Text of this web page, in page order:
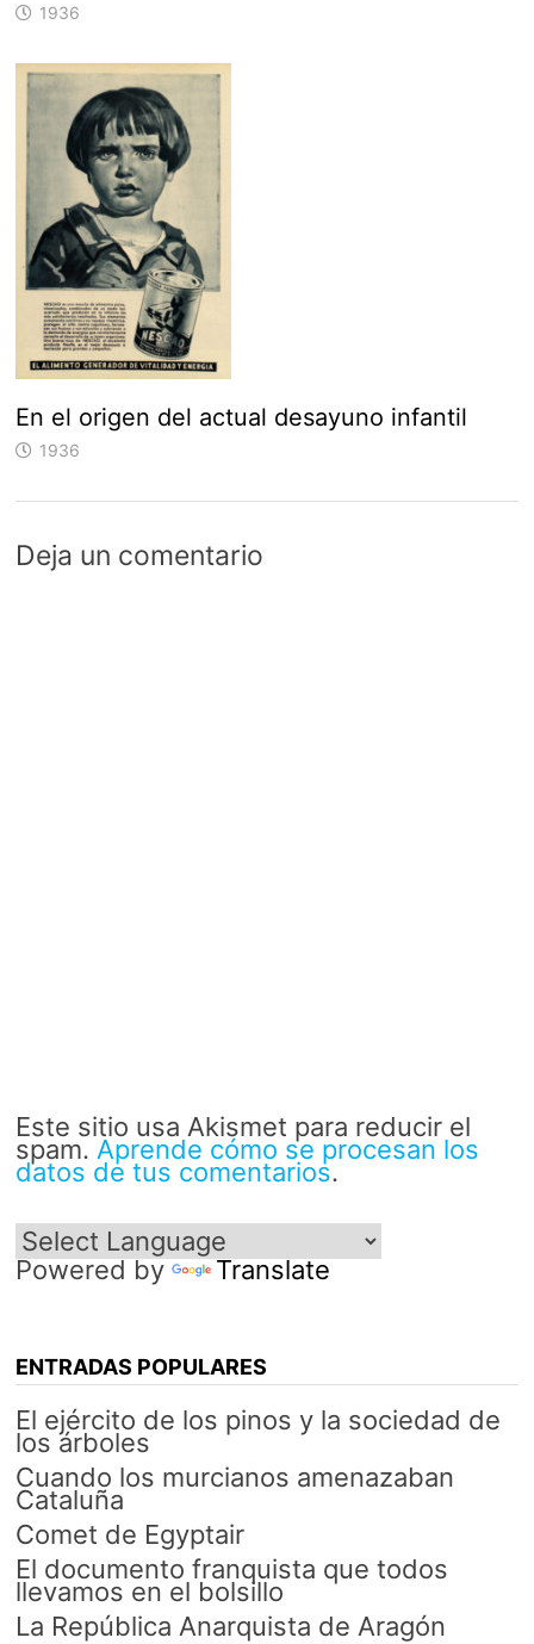
1936
En el origen del actual desayuno infantil
1936
Deja un comentario
Este sitio usa Akismet para reducir el
spam. Aprende cómo se procesan los
datos de tus comentarios.
Powered by Translate
ENTRADAS POPULARES
El ejército de los pinos y la sociedad de
los árboles
Cuando los murcianos amenazaban
Cataluña
Comet de Egyptair
El documento franquista que todos
llevamos en el bolsillo
La República Anarquista de Aragón